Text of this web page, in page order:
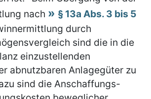
nach
§ 13a Abs. 3 bis 5
durch
sind die in die
einzustellenden
abnutzbaren Anlagegüter zu
sind die Anschaffungs-